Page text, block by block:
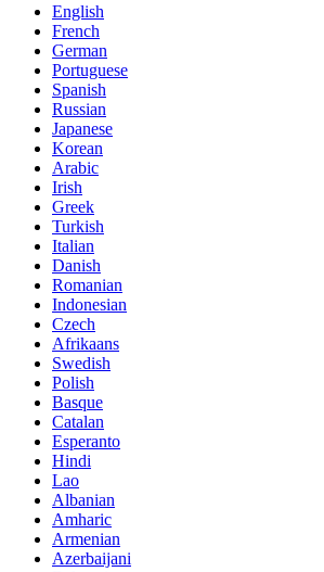
English
French
German
Portuguese
Spanish
Russian
Japanese
Korean
Arabic
Irish
Greek
Turkish
Italian
Danish
Romanian
Indonesian
Czech
Afrikaans
Swedish
Polish
Basque
Catalan
Esperanto
Hindi
Lao
Albanian
Amharic
Armenian
Azerbaijani